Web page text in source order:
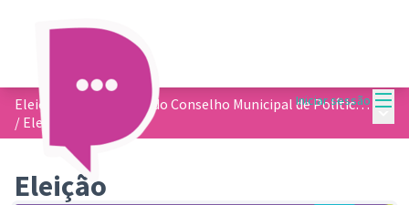
Iniciar sessão
Eleição dos membros do Conselho Municipal de Política Cultural
/ Eleição
Eleição